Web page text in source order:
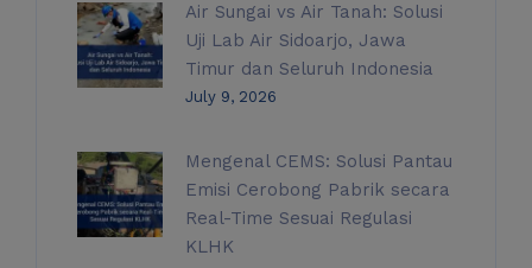
Air Sungai vs Air Tanah: Solusi
Uji Lab Air Sidoarjo, Jawa
Timur dan Seluruh Indonesia
July 9, 2026
Mengenal CEMS: Solusi Pantau
Emisi Cerobong Pabrik secara
Real-Time Sesuai Regulasi
KLHK